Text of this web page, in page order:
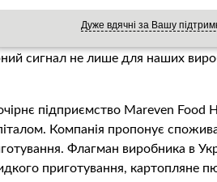
Дуже вдячні за Вашу
Церкві, яке вже забезпечує
сигнал не лише для наших
підприємство Mareven Food
Компанія пропонує
Флагман виробника в
приготування, картопляне